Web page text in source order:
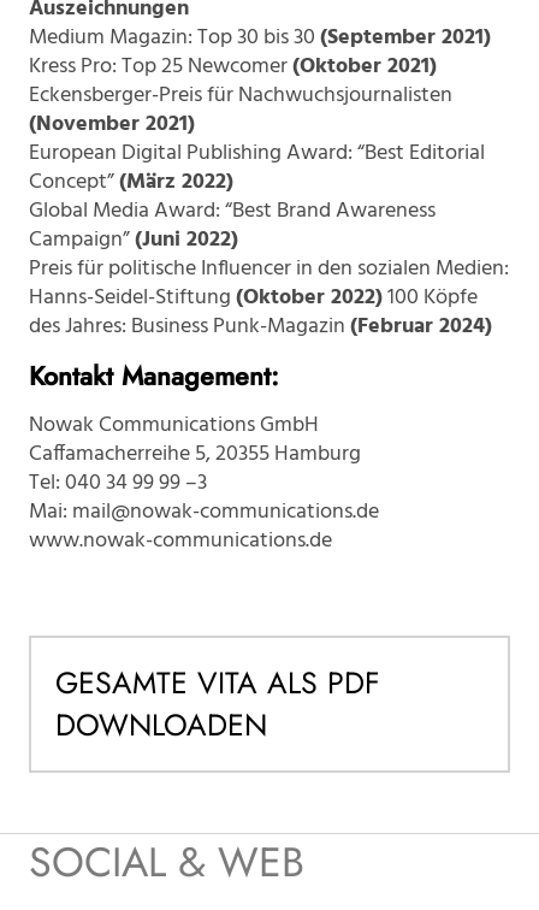
Auszeichnungen
Medium Magazin: Top 30 bis 30(September 2021)
Kress Pro: Top 25 Newcomer(Oktober 2021)
Eckensberger-Preis für Nachwuchsjournalisten
(November 2021)
European Digital Publishing Award: “Best Editorial
Concept”(März 2022)
Global Media Award: “Best Brand Awareness
Campaign”(Juni 2022)
Preis für politische Influencer in den sozialen Medien:
Hanns-Seidel-Stiftung(Oktober 2022)100 Köpfe
des Jahres: Business Punk-Magazin(Februar 2024)
Kontakt Management:
Nowak Communications GmbH
Caffamacherreihe 5, 20355 Hamburg
Tel: 040 34 99 99 –3
Mai: mail@nowak-communications.de
www.nowak-communications.de
GESAMTE VITA ALS PDF
DOWNLOADEN
SOCIAL & WEB